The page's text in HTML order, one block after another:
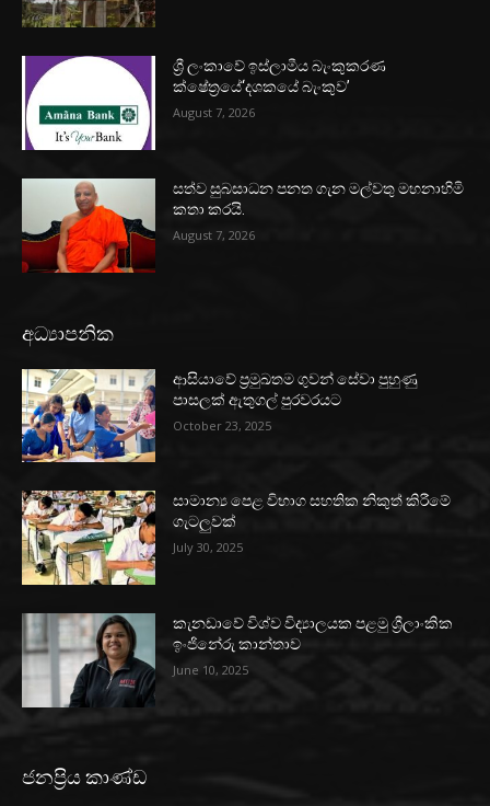
ශ්‍රී ලංකාවේ ඉස්ලාමීය බැංකුකරණ
ක්ෂේත්‍රයේ‘දශකයේ බැංකුව’
August 7, 2026
සත්ව සුබසාධන පනත ගැන මල්වතු මහනාහිමි
කතා කරයි.
August 7, 2026
අධ්‍යාපනික
ආසියාවේ ප්‍රමුඛතම ගුවන් සේවා පුහුණු
පාසලක් ඇතුගල් පුරවරයට
October 23, 2025
සාමාන්‍ය පෙළ විභාග සහතික නිකුත් කිරීමේ
ගැටලුවක්
July 30, 2025
කැනඩාවේ විශ්ව විද්‍යාලයක පළමු ශ්‍රීලාංකික
ඉංජිනේරු කාන්තාව
June 10, 2025
ජනප්‍රිය කාණ්ඩ